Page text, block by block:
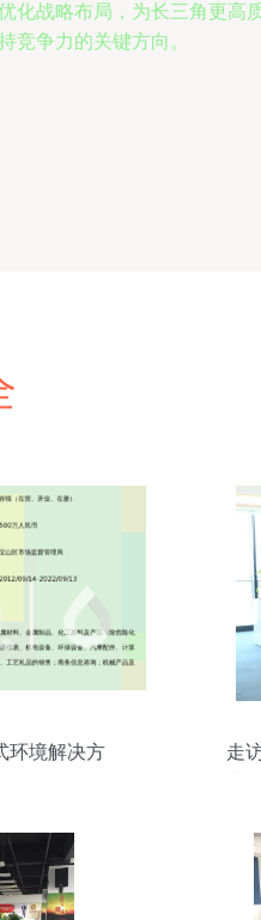
战略布局，为长三角更高
竞争力的关键方向。
环境解决方
走